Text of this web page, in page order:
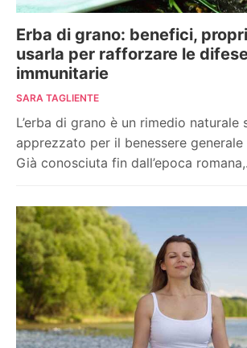
Erba di grano: benefici,
usarla per rafforzare le
immunitarie
SARA TAGLIENTE
L’erba di grano è un rimedio naturale
apprezzato per il benessere generale
Già conosciuta fin dall’epoca